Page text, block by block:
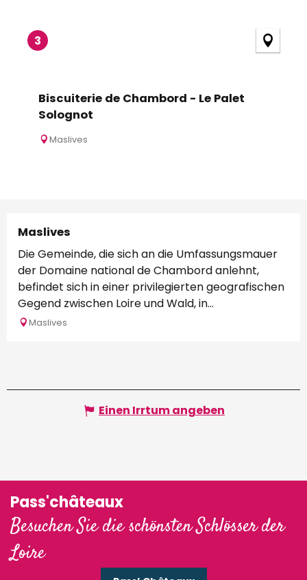
3
Biscuiterie de Chambord - Le Palet
Solognot
Maslives
Maslives
Die Gemeinde, die sich an die Umfassungsmauer
der Domaine national de Chambord anlehnt,
befindet sich in einer privilegierten geografischen
Gegend zwischen Loire und Wald, in...
Maslives
Einen Irrtum angeben
Pass'châteaux
Besuchen Sie die schönsten Schlösser der
Loire